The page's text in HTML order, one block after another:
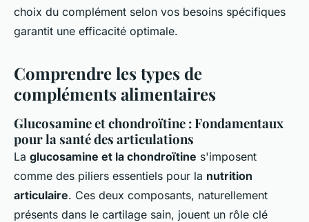
choix du complément selon vos besoins spécifiques
garantit une efficacité optimale.
Comprendre les types de
compléments alimentaires
Glucosamine et chondroïtine : Fondamentaux
pour la santé des articulations
La glucosamine et la chondroïtine s'imposent
comme des piliers essentiels pour la nutrition
articulaire. Ces deux composants, naturellement
présents dans le cartilage sain, jouent un rôle clé